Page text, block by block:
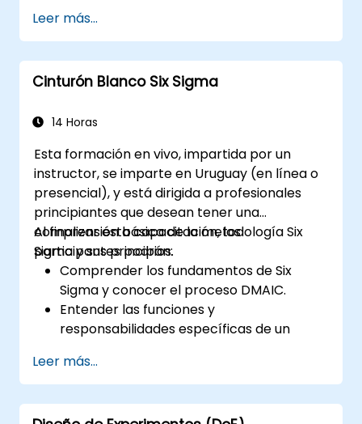
Leer más...
Cinturón Blanco Six Sigma
14 Horas
Esta formación en vivo, impartida por un
instructor, se imparte en Uruguay (en línea o
presencial), y está dirigida a profesionales
principiantes que desean tener una
comprensión básica de la metodología Six
Sigma y sus principios.
Al finalizar esta capacitación, los
participantes podrán:
Comprender los fundamentos de Six
Sigma y conocer el proceso DMAIC.
Entender las funciones y
responsabilidades específicas de un
proyecto Six Sigma.
Aprender a aplicar los principios de Six
Sigma para identificar oportunidades de
Leer más...